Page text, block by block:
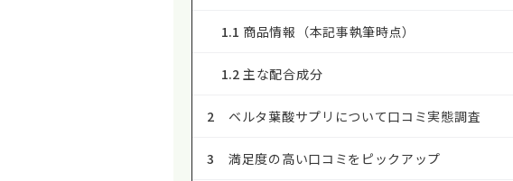
1.1 商品情報（本記事執筆時点）
1.2 主な配合成分
2 ベルタ葉酸サプリについて口コミ実態調査
3 満足度の高い口コミをピックアップ